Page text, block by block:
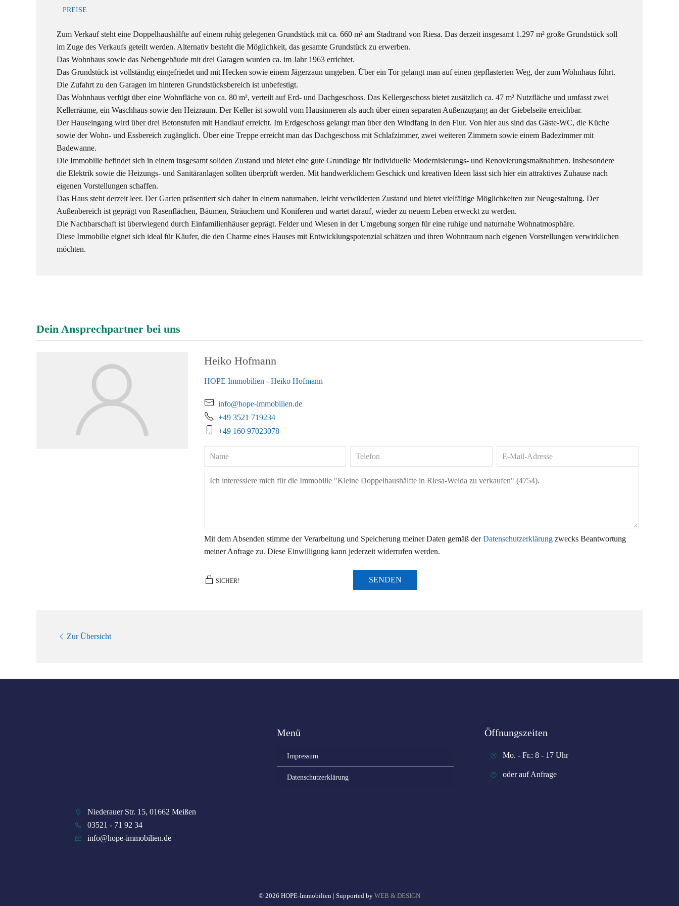
PREISE
Zum Verkauf steht eine Doppelhaushälfte auf einem ruhig gelegenen Grundstück mit ca. 660 m² am Stadtrand von Riesa. Das derzeit insgesamt 1.297 m² große Grundstück soll
im Zuge des Verkaufs geteilt werden. Alternativ besteht die Möglichkeit, das gesamte Grundstück zu erwerben.
Das Wohnhaus sowie das Nebengebäude mit drei Garagen wurden ca. im Jahr 1963 errichtet.
Das Grundstück ist vollständig eingefriedet und mit Hecken sowie einem Jägerzaun umgeben. Über ein Tor gelangt man auf einen gepflasterten Weg, der zum Wohnhaus führt.
Die Zufahrt zu den Garagen im hinteren Grundstücksbereich ist unbefestigt.
Das Wohnhaus verfügt über eine Wohnfläche von ca. 80 m², verteilt auf Erd- und Dachgeschoss. Das Kellergeschoss bietet zusätzlich ca. 47 m² Nutzfläche und umfasst zwei
Kellerräume, ein Waschhaus sowie den Heizraum. Der Keller ist sowohl vom Hausinneren als auch über einen separaten Außenzugang an der Giebelseite erreichbar.
Der Hauseingang wird über drei Betonstufen mit Handlauf erreicht. Im Erdgeschoss gelangt man über den Windfang in den Flur. Von hier aus sind das Gäste-WC, die Küche
sowie der Wohn- und Essbereich zugänglich. Über eine Treppe erreicht man das Dachgeschoss mit Schlafzimmer, zwei weiteren Zimmern sowie einem Badezimmer mit
Badewanne.
Die Immobilie befindet sich in einem insgesamt soliden Zustand und bietet eine gute Grundlage für individuelle Modernisierungs- und Renovierungsmaßnahmen. Insbesondere
die Elektrik sowie die Heizungs- und Sanitäranlagen sollten überprüft werden. Mit handwerklichem Geschick und kreativen Ideen lässt sich hier ein attraktives Zuhause nach
eigenen Vorstellungen schaffen.
Das Haus steht derzeit leer. Der Garten präsentiert sich daher in einem naturnahen, leicht verwilderten Zustand und bietet vielfältige Möglichkeiten zur Neugestaltung. Der
Außenbereich ist geprägt von Rasenflächen, Bäumen, Sträuchern und Koniferen und wartet darauf, wieder zu neuem Leben erweckt zu werden.
Die Nachbarschaft ist überwiegend durch Einfamilienhäuser geprägt. Felder und Wiesen in der Umgebung sorgen für eine ruhige und naturnahe Wohnatmosphäre.
Diese Immobilie eignet sich ideal für Käufer, die den Charme eines Hauses mit Entwicklungspotenzial schätzen und ihren Wohntraum nach eigenen Vorstellungen verwirklichen
möchten.
Dein Ansprechpartner bei uns
Heiko Hofmann
HOPE Immobilien - Heiko Hofmann
info@hope-immobilien.de
+49 3521 719234
+49 160 97023078
Mit dem Absenden stimme der Verarbeitung und Speicherung meiner Daten gemäß derDatenschutzerklärung zwecks Beantwortung
meiner Anfrage zu. Diese Einwilligung kann jederzeit widerrufen werden.
SICHER! SENDEN
Zur Übersicht
Niederauer Str. 15, 01662 Meißen
03521 - 71 92 34
info@hope-immobilien.de
Menü
Impressum
Datenschutzerklärung
Öffnungszeiten
Mo. - Fr.: 8 - 17 Uhr
oder auf Anfrage
© 2026 HOPE-Immobilien | Supported by WEB & DESIGN